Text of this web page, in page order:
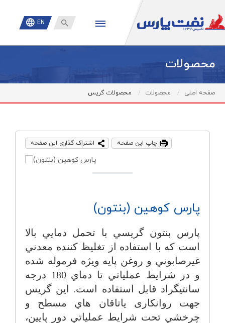
 EN
محصولات
صفحه اصلی محصولات محصولات گریس
اشتراک گذاری این صفحه چاپ این صفحه
پارس كوهين (بنتون)
پارس بنتون گريسي با تحمل دمايي بالا
است كه با استفاده از تغليظ كننده معدني
غيرصابوني و روغن پايه ويژه فرموله شده
و در شرايط عملياتي تا دماي 180 درجه
سانتيگراد قابل استفاده است. این گریس
جهت روانکاری ياتاقان هاي مسطح و
چرخشي تحت شرايط عملياتي دور پايين،